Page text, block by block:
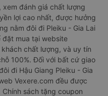
xem đánh giá chất lượng
lợi cao nhất, được hưởng
nằm đôi đi Pleiku - Gia Lai
đặt mua tại website
chất lượng, và uy tín
100%. Đối với bất cứ giao
đi Hậu Giang Pleiku - Gia
Vexere.com đều được
sách tặng coupon